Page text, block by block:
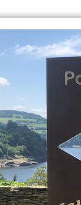
"Guía de
política de